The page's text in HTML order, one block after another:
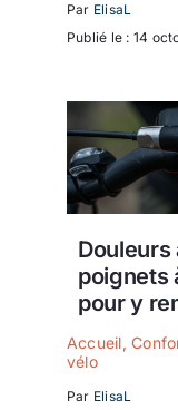
Par ElisaL
Publié le : 14
Douleurs
poignets
pour y
Accueil,
vélo
Par ElisaL